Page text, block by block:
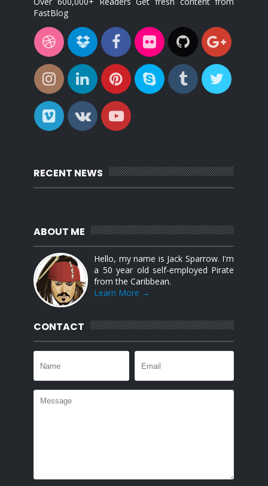
FastBlog
RECENT NEWS
ABOUT ME
Hello, my name is Jack Sparrow. I'm
a 50 year old self-employed Pirate
from the Caribbean.
Learn More →
CONTACT